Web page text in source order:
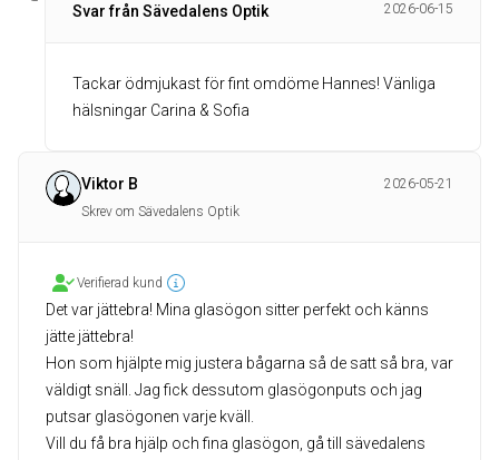
Svar från Sävedalens Optik 2026-06-15
Tackar ödmjukast för fint omdöme Hannes! Vänliga
hälsningar Carina & Sofia
Viktor B
2026-05-21
Skrev om Sävedalens Optik
Verifierad kund
Det var jättebra! Mina glasögon sitter perfekt och känns
jätte jättebra!
Hon som hjälpte mig justera bågarna så de satt så bra, var
väldigt snäll. Jag fick dessutom glasögonputs och jag
putsar glasögonen varje kväll.
Vill du få bra hjälp och fina glasögon, gå till sävedalens